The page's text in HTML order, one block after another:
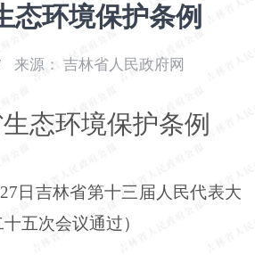
态环境保护条例
来源： 吉林省人民政府网
态环境保护条例
27日吉林省第十三届人民代表大
五次会议通过）